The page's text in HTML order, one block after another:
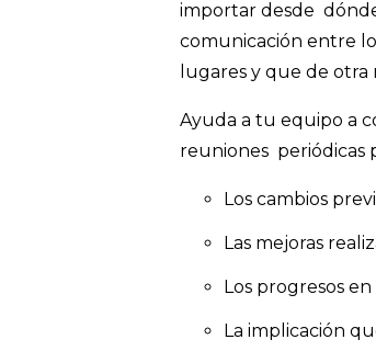
importar desde
comunicación entre
lugares y que de
Ayuda a tu equipo a
reuniones periódicas
Los cambios
Las mejoras
Los progresos
La implicación